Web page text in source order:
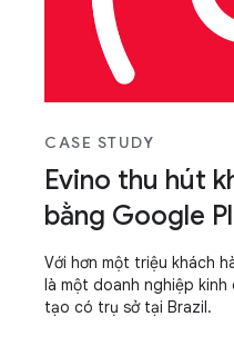
CASE STUDY
Evino thu hút
bằng Google
Với hơn một triệu khách
là một doanh nghiệp
tạo có trụ sở tại Brazil.